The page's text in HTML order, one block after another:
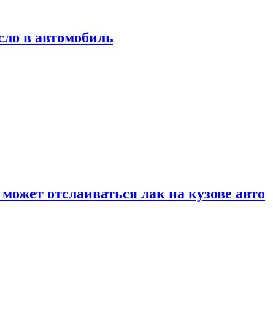
в автомобиль
отслаиваться лак на кузове авто